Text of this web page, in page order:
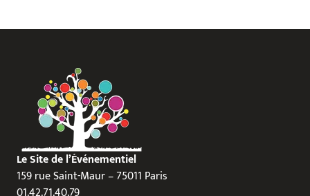
Le Site de l’Événementiel
159 rue Saint-Maur – 75011 Paris